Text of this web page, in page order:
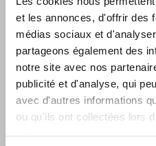
et les annonces, d'offrir des
médias sociaux et
partageons également des
notre site avec nos
publicité et d'analyse, qui
avec d'autres informations
ou qu'ils ont collectées lors
services.
EXCURSIONS
Faites-nous part de
parfaites et de ce que
en Crète.